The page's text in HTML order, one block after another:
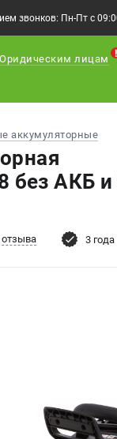
звонков: Пн-Пт с
лицам
аккумуляторные
без АКБ
отзыва 3